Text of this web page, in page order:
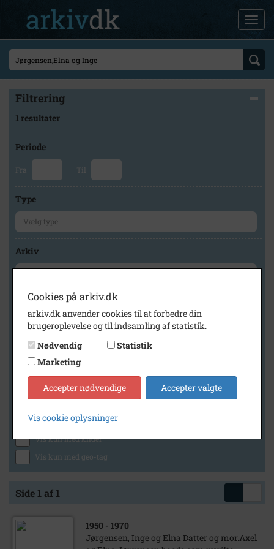
Filtrering
1 resultater
Periode
Fra Til
Type
Arkiv
Geografi
Generelt
Vis kun med billeder
Vis kun med lydklip
Vis kun med kilder
Vis kun med geo-tag
Side 1 af 1
1950 - 1970
Jørgensen, Inge og Elna Datter og mor.Axel
Cookies på arkiv.dk
arkiv.dk anvender cookies til at forbedre din
brugeroplevelse og til indsamling af statistik.
Nødvendig
Statistik
Marketing
Accepter nødvendige Accepter valgte
Vis cookie oplysninger